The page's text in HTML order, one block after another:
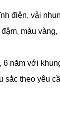
điện, vải
màu
6 năm với
sắc theo yêu